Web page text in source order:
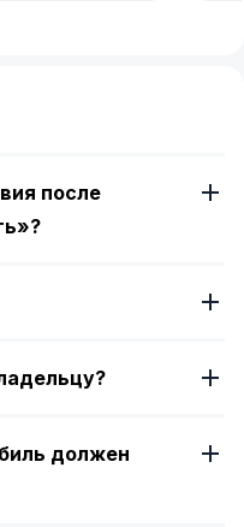
после
должен